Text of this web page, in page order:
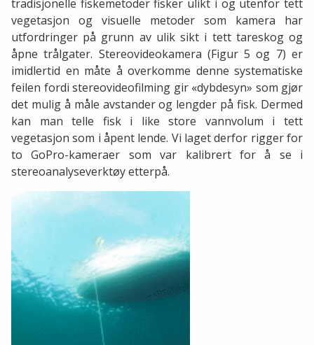
tradisjonelle fiskemetoder fisker ulikt i og utenfor tett
vegetasjon og visuelle metoder som kamera har
utfordringer på grunn av ulik sikt i tett tareskog og
åpne trålgater. Stereovideokamera (Figur 5 og 7) er
imidlertid en måte å overkomme denne systematiske
feilen fordi stereovideofilming gir «dybdesyn» som gjør
det mulig å måle avstander og lengder på fisk. Dermed
kan man telle fisk i like store vannvolum i tett
vegetasjon som i åpent lende. Vi laget derfor rigger for
to GoPro-kameraer som var kalibrert for å se i
stereoanalyseverktøy etterpå.